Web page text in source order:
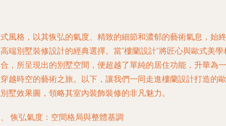
風格，以其恢弘的氣度、精致的細節和濃郁的藝術氣息，始終
端別墅裝修設計的經典選擇。當“樓蘭設計”將匠心與歐式美學
，所呈現出的別墅空間，便超越了單純的居住功能，升華為一
越時空的藝術之旅。以下，讓我們一同走進樓蘭設計打造的歐
墅效果圖，領略其室內裝飾裝修的非凡魅力。
恢弘氣度：空間格局與整體基調